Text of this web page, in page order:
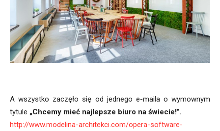
A wszystko zaczęło się od jednego e-maila o wymownym
tytule „Chcemy mieć najlepsze biuro na świecie!”.
http://www.modelina-architekci.com/opera-software-